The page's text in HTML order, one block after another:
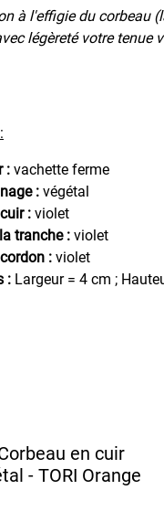
à l'effigie du corbeau
légèreté votre tenue
: vachette ferme
: végétal
: violet
tranche : violet
: violet
: Largeur = 4 cm ;
en cuir
- TORI Orange